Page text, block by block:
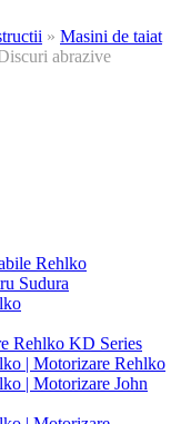
» Masini de taiat
abrazive
Rehlko
Sudura
Rehlko KD Series
| Motorizare Rehlko
| Motorizare John